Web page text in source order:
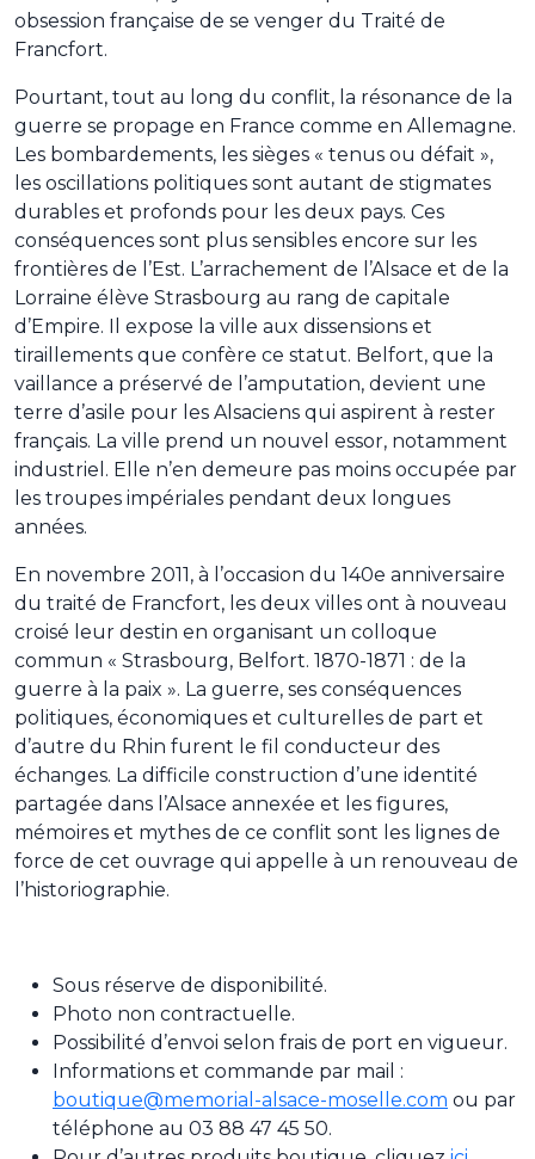
obsession française de se venger du Traité de
Francfort.
Pourtant, tout au long du conflit, la résonance de la
guerre se propage en France comme en Allemagne.
Les bombardements, les sièges « tenus ou défait »,
les oscillations politiques sont autant de stigmates
durables et profonds pour les deux pays. Ces
conséquences sont plus sensibles encore sur les
frontières de l’Est. L’arrachement de l’Alsace et de la
Lorraine élève Strasbourg au rang de capitale
d’Empire. Il expose la ville aux dissensions et
tiraillements que confère ce statut. Belfort, que la
vaillance a préservé de l’amputation, devient une
terre d’asile pour les Alsaciens qui aspirent à rester
français. La ville prend un nouvel essor, notamment
industriel. Elle n’en demeure pas moins occupée par
les troupes impériales pendant deux longues
années.
En novembre 2011, à l’occasion du 140e anniversaire
du traité de Francfort, les deux villes ont à nouveau
croisé leur destin en organisant un colloque
commun « Strasbourg, Belfort. 1870-1871 : de la
guerre à la paix ». La guerre, ses conséquences
politiques, économiques et culturelles de part et
d’autre du Rhin furent le fil conducteur des
échanges. La difficile construction d’une identité
partagée dans l’Alsace annexée et les figures,
mémoires et mythes de ce conflit sont les lignes de
force de cet ouvrage qui appelle à un renouveau de
l’historiographie.
Sous réserve de disponibilité.
Photo non contractuelle.
Possibilité d’envoi selon frais de port en vigueur.
Informations et commande par mail :
boutique@memorial-alsace-moselle.com ou par
téléphone au 03 88 47 45 50.